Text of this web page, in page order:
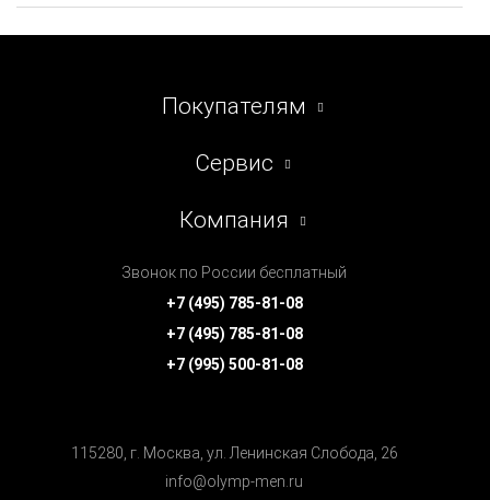
Покупателям
Сервис
Компания
Звонок по России бесплатный
+7 (495) 785-81-08
+7 (495) 785-81-08
+7 (995) 500-81-08
115280, г. Москва, ул. Ленинская Cлобода, 26
info@olymp-men.ru